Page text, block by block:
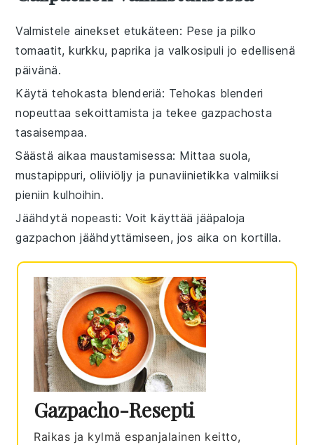
Valmistele ainekset etukäteen: Pese ja pilko
tomaatit,kurkku,paprika ja valkosipuli jo edellisenä
päivänä.
Käytä tehokasta blenderiä: Tehokas blenderi
nopeuttaa sekoittamista ja tekee gazpachosta
tasaisempaa.
Säästä aikaa maustamisessa: Mittaa suola,
mustapippuri,oliiviöljy japunaviinietikka valmiiksi
pieniin kulhoihin.
Jäähdytä nopeasti: Voit käyttää jääpaloja
gazpachon jäähdyttämiseen, jos aika on kortilla.
Gazpacho-Resepti
Raikas ja kylmä espanjalainen keitto,